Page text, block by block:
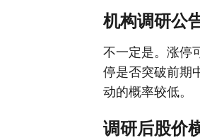
机构调研公
不一定是。涨停
停是否突破前期
动的概率较低。
调研后股价